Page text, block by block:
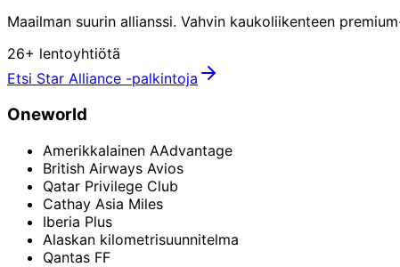
Maailman suurin allianssi. Vahvin kaukoliikenteen
26+ lentoyhtiötä
Etsi Star Alliance -palkintoja
Oneworld
Amerikkalainen AAdvantage
British Airways Avios
Qatar Privilege Club
Cathay Asia Miles
Iberia Plus
Alaskan kilometrisuunnitelma
Qantas FF